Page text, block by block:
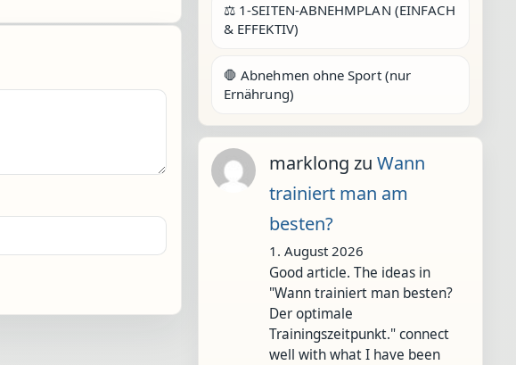
⚖️ 1-SEITEN-ABNEHMPLAN (EINFACH
& EFFEKTIV)
🛑 Abnehmen ohne Sport (nur
Ernährung)
marklong zu Wann
trainiert man am
besten?
1. August 2026
Good article. The ideas in
"Wann trainiert man besten?
Der optimale
Trainingszeitpunkt." connect
well with what I have been